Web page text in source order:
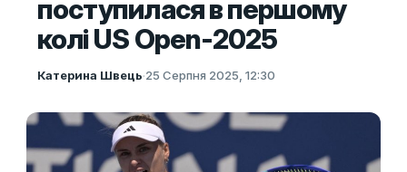
поступилася в першому
колі US Open-2025
Катерина Швець·25 Серпня 2025, 12:30